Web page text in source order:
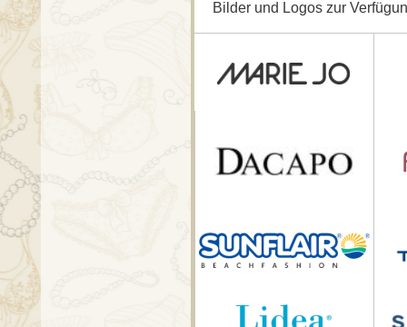
Bilder und Logos zur